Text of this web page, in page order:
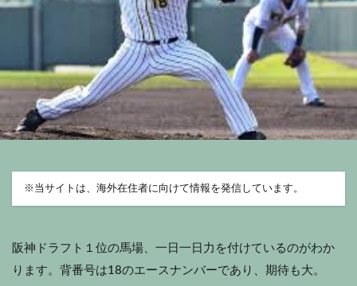
※ 当サイトは、海外在住者に向けて情報を発信しています。
阪神ドラフト１位の馬場、一日一日力を付けているのがわか
ります。背番号は18のエースナンバーであり、期待も大。